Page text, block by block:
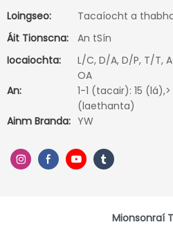
Loingseo:
Tacaíocht a
Áit Tionscna:
An tSín
Iocaiochta:
L/C, D/A, D/P, T/T,
OA
An:
1-1 (tacair): 15
(laethanta)
Ainm Branda: YW
Mionsonraí